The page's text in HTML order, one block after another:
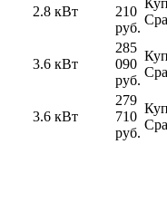
2.8 кВт
210
руб.
3.6 кВт
285
090
руб.
3.6 кВт
279
710
руб.